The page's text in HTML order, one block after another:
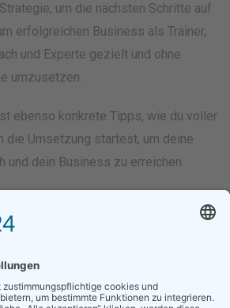
um die nächsten Schritte auf
erfolgreichen Business als Trainer,
und Experte gezielt und ohne
umzusetzen.
ebenso konkrete Tipps, wie du voller
die Umsetzung startest, um deine
und dein Business zu erreichen.
sich dann stimmig für dich anfühlen,
gerne, wie du auch mit mir
damit dein Business so richtig